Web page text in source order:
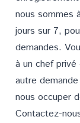
nous sommes
jours sur 7,
demandes.
à un chef
autre
nous occuper
Contactez-